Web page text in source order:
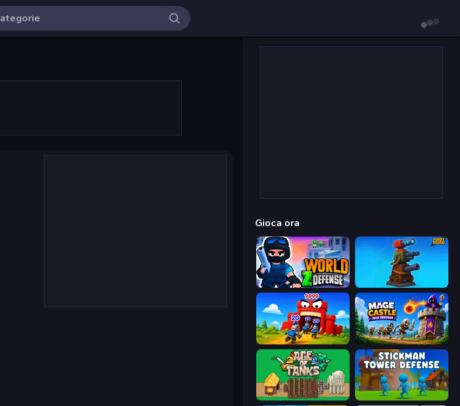
Gioca ora
World Z Defense - Zombie Defense Furry Road
TimeWarriors Mage Castle Idle Defense
Age of Tanks Warriors: TD War